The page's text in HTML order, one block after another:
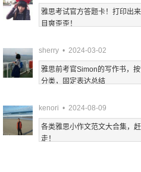
雅思考试官方答题卡！打印出
目爽歪歪！
sherry • 2024-03-02
雅思前考官Simon的写作书，
分类，固定表达总结
kenori • 2024-08-09
各类雅思小作文范文大合集，
走！